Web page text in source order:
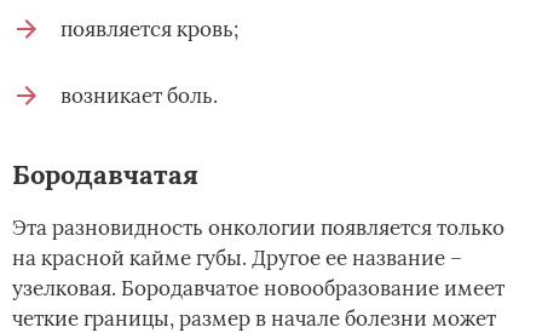
появляется кровь;
возникает боль.
Бородавчатая
Эта разновидность онкологии появляется только
на красной кайме губы. Другое ее название –
узелковая. Бородавчатое новообразование имеет
четкие границы, размер в начале болезни может